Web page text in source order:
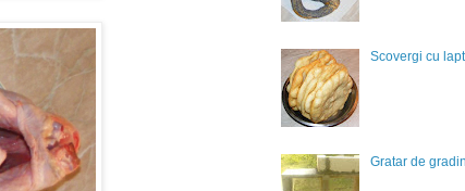
Scovergi cu
Gratar de